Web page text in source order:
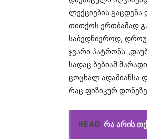
ლექციების
თითქოს ერთბაშად
საბედნიეროდ,
ჯვარი პატრონს
სადაც ბებიამ
ცოცხალ ადამიანსა
რაც ფიზიკურ
READ რა არის